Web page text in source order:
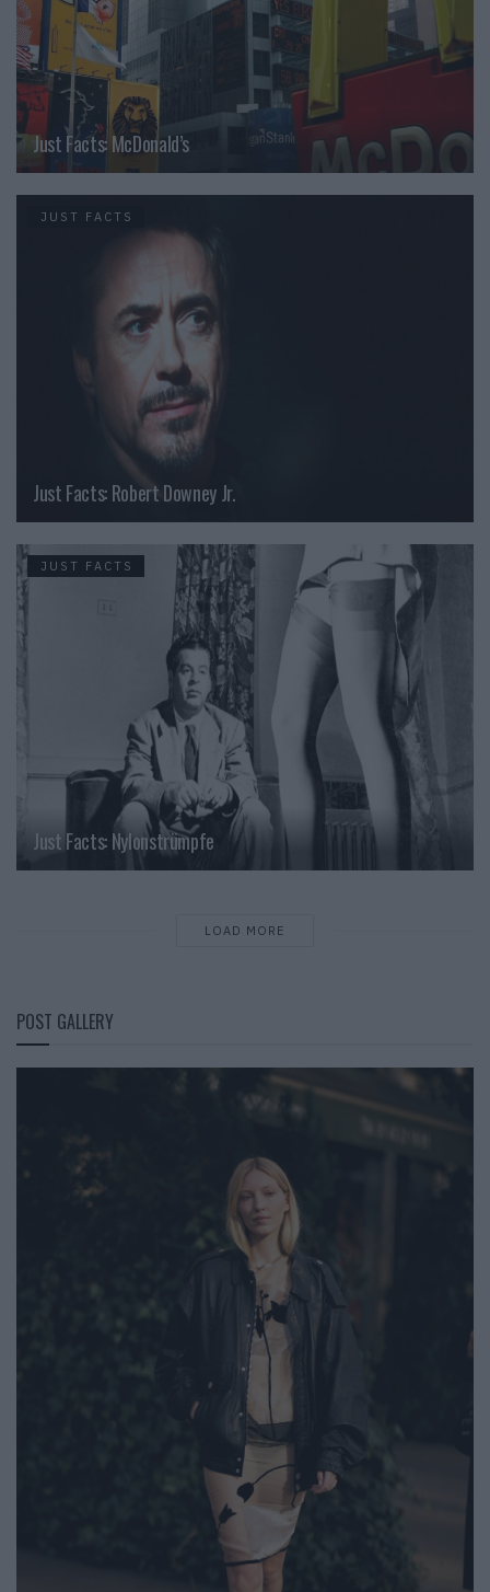
Just Facts: McDonald’s
JUST FACTS
Just Facts: Robert Downey Jr.
JUST FACTS
Just Facts: Nylonstrümpfe
LOAD MORE
POST GALLERY